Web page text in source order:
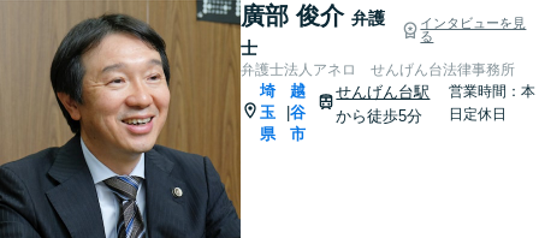
廣部 俊介 弁護
士
インタビューを見
る
弁護士法人アネロ せんげん台法律事務所
埼
玉
県
|
越
谷
市
せんげん台駅
から徒歩5分
営業時間：本
日定休日